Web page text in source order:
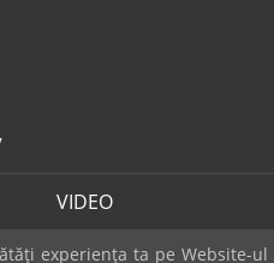
VIDEO
experiența ta pe